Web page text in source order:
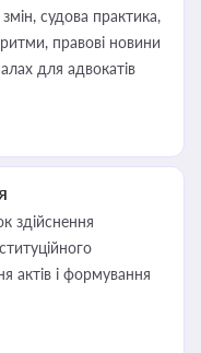
судова практика,
правові новини
для адвокатів
здійснення
актів і формування